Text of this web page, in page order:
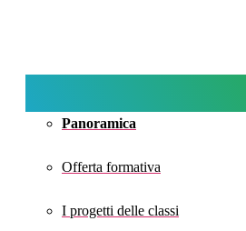
Panoramica
Offerta formativa
I progetti delle classi